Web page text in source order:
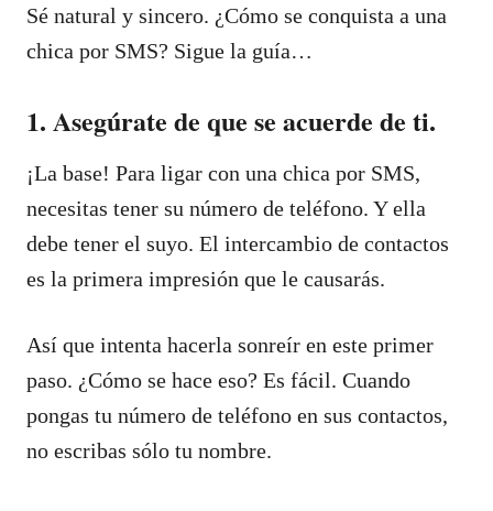
Sé natural y sincero. ¿Cómo se conquista a una
chica por SMS? Sigue la guía…
1. Asegúrate de que se acuerde de ti.
¡La base! Para ligar con una chica por SMS,
necesitas tener su número de teléfono. Y ella
debe tener el suyo. El intercambio de contactos
es la primera impresión que le causarás.
Así que intenta hacerla sonreír en este primer
paso. ¿Cómo se hace eso? Es fácil. Cuando
pongas tu número de teléfono en sus contactos,
no escribas sólo tu nombre.